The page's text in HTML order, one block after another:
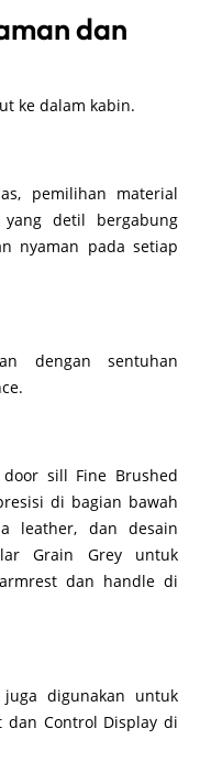
dan
ke dalam kabin.
pemilihan material
detil bergabung
nyaman pada setiap
dengan sentuhan
sill Fine Brushed
di bagian bawah
leather, dan desain
Grain Grey untuk
dan handle di
digunakan untuk
Control Display di